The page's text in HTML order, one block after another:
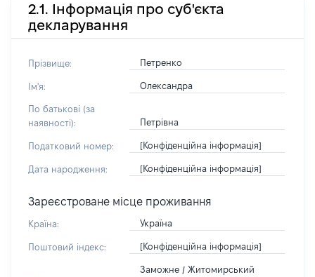
2.1. Інформація про суб'єкта
декларування
Прізвище: Петренко
Ім'я: Олександра
По батькові (за
наявності):
Петрівна
Податковий номер: [Конфіденційна інформація]
Дата народження: [Конфіденційна інформація]
Зареєстроване місце проживання
Країна: Україна
Поштовий індекс: [Конфіденційна інформація]
Заможне / Житомирський